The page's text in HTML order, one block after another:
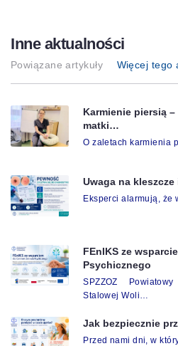
Inne aktualności
Powiązane artykuły Więcej tego
Karmienie piersią
matki…
O zaletach karmienia
Uwaga na
Eksperci alarmują,
FEnIKS ze
Psychicznego
SPZZOZ
Stalowej Woli…
Jak bezpiecznie
Przed nami dni, w